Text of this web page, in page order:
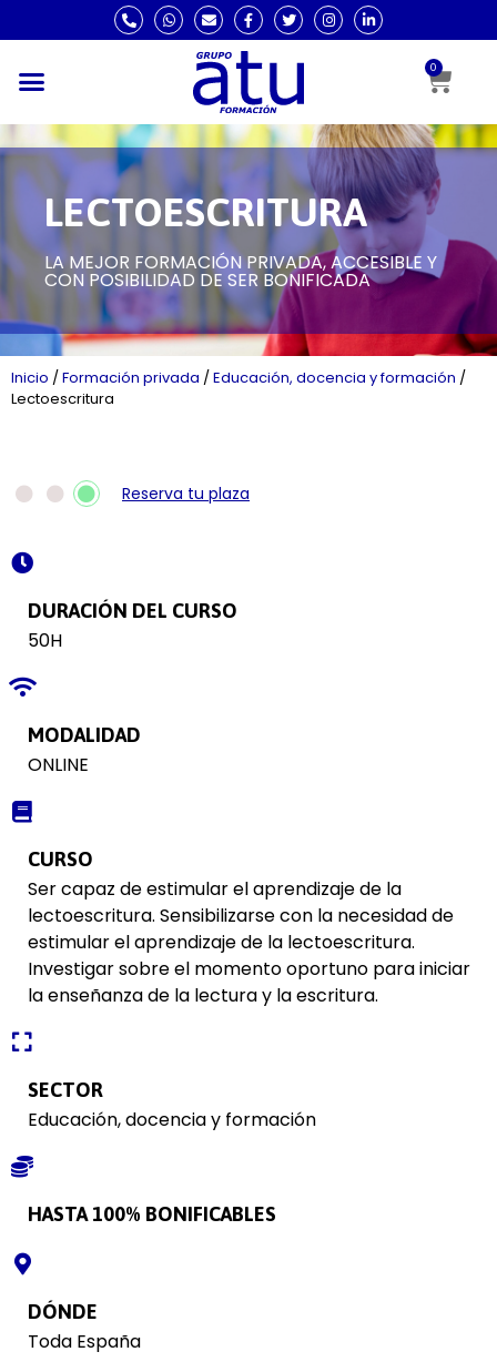
0
LECTOESCRITURA
LA MEJOR FORMACIÓN PRIVADA, ACCESIBLE Y
CON POSIBILIDAD DE SER BONIFICADA
Inicio /Formación privada /Educación, docencia y formación /
Lectoescritura
Reserva tu plaza
DURACIÓN DEL CURSO
50H
MODALIDAD
ONLINE
CURSO
Ser capaz de estimular el aprendizaje de la
lectoescritura. Sensibilizarse con la necesidad de
estimular el aprendizaje de la lectoescritura.
Investigar sobre el momento oportuno para iniciar
la enseñanza de la lectura y la escritura.
SECTOR
Educación, docencia y formación
HASTA 100% BONIFICABLES
DÓNDE
Toda España